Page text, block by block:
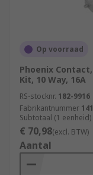
Op voorraad
Phoenix
Kit, 10 Way, 16A
RS-stocknr. 182-9916
Fabrikantnummer
Subtotaal (1 eenheid)
€ 70,98(excl. BTW)
Aantal